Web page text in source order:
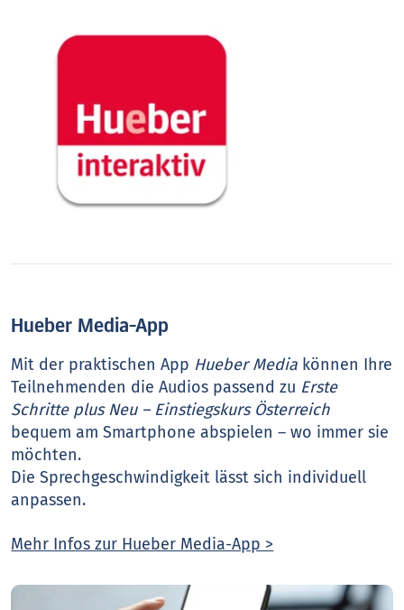
Hueber Media-App
Mit der praktischen App Hueber Media können Ihre
Teilnehmenden die Audios passend zu Erste
Schritte plus Neu – Einstiegskurs Österreich
bequem am Smartphone abspielen – wo immer sie
möchten.
Die Sprechgeschwindigkeit lässt sich individuell
anpassen.
Mehr Infos zur Hueber Media-App >